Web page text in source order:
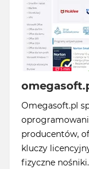
Omegasoft.pl
producentów,
kluczy
fizyczne